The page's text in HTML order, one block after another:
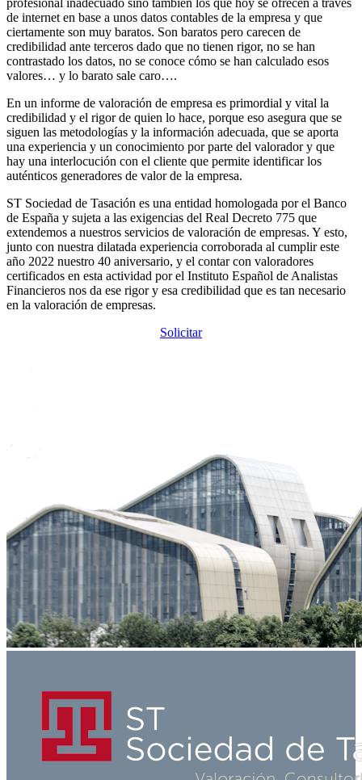
profesional inadecuado sino también los que hoy se ofrecen a través
de internet en base a unos datos contables de la empresa y que
ciertamente son muy baratos. Son baratos pero carecen de
credibilidad ante terceros dado que no tienen rigor, no se han
contrastado los datos, no se conoce cómo se han calculado esos
valores… y lo barato sale caro….
En un informe de valoración de empresa es primordial y vital la
credibilidad y el rigor de quien lo hace, porque eso asegura que se
siguen las metodologías y la información adecuada, que se aporta
una experiencia y un conocimiento por parte del valorador y que
hay una interlocución con el cliente que permite identificar los
auténticos generadores de valor de la empresa.
ST Sociedad de Tasación es una entidad homologada por el Banco
de España y sujeta a las exigencias del Real Decreto 775 que
extendemos a nuestros servicios de valoración de empresas. Y esto,
junto con nuestra dilatada experiencia corroborada al cumplir este
año 2022 nuestro 40 aniversario, y el contar con valoradores
certificados en esta actividad por el Instituto Español de Analistas
Financieros nos da ese rigor y esa credibilidad que es tan necesario
en la valoración de empresas.
Solicitar